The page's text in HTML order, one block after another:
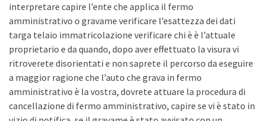
interpretare capire l’ente che applica il fermo
amministrativo o gravame verificare l’esattezza dei dati
targa telaio immatricolazione verificare chi è è l’attuale
proprietario e da quando, dopo aver effettuato la visura vi
ritroverete disorientati e non saprete il percorso da eseguire
a maggior ragione che l’auto che grava in fermo
amministrativo è la vostra, dovrete attuare la procedura di
cancellazione di fermo amministrativo, capire se vi è stato in